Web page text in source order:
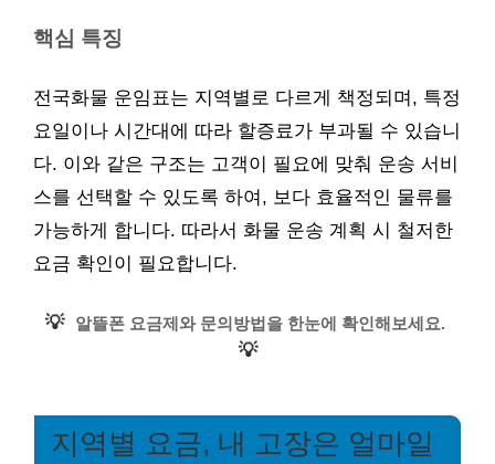
핵심 특징
전국화물 운임표는 지역별로 다르게 책정되며, 특정
요일이나 시간대에 따라 할증료가 부과될 수 있습니
다. 이와 같은 구조는 고객이 필요에 맞춰 운송 서비
스를 선택할 수 있도록 하여, 보다 효율적인 물류를
가능하게 합니다. 따라서 화물 운송 계획 시 철저한
요금 확인이 필요합니다.
💡 알뜰폰 요금제와 문의방법을 한눈에 확인해보세요.
💡
지역별 요금, 내 고장은 얼마일